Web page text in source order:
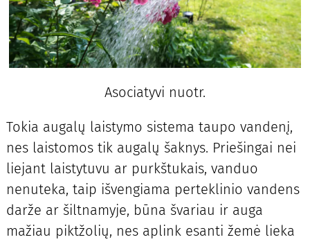
Asociatyvi nuotr.
Tokia augalų laistymo sistema taupo vandenį,
nes laistomos tik augalų šaknys. Priešingai nei
liejant laistytuvu ar purkštukais, vanduo
nenuteka, taip išvengiama perteklinio vandens
darže ar šiltnamyje, būna švariau ir auga
mažiau piktžolių, nes aplink esanti žemė lieka